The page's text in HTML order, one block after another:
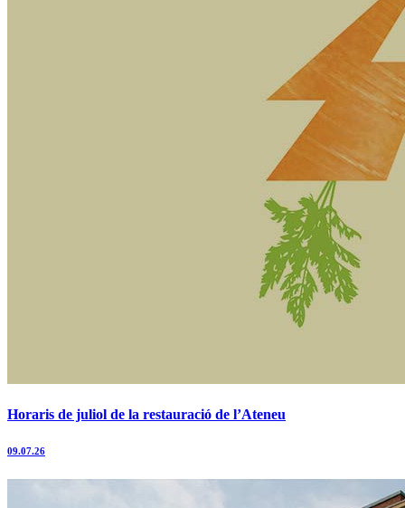
Horaris de juliol de la restauració de l’Ateneu
09.07.26